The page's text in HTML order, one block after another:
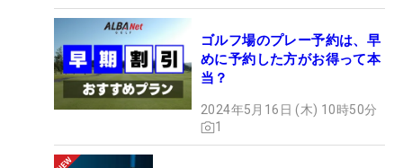
ゴルフ場のプレー予約は、早
めに予約した方がお得って本
当？
2024年5月16日 (木) 10時50分
1